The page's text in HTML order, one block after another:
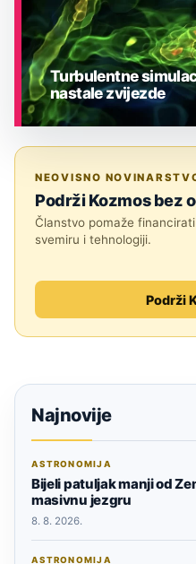
Turbulentne
nastale zvijezde
NEOVISNO
Podrži Kozmos bez
Članstvo pomaže
svemiru i tehnologiji.
Podrži
Najnovije
ASTRONOMIJA
Bijeli patuljak manji od
masivnu jezgru
8. 8. 2026.
ASTRONOMIJA